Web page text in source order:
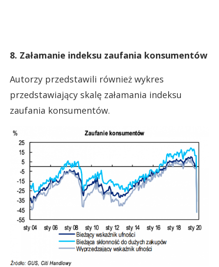
8. Załamanie indeksu zaufania konsumentów
Autorzy przedstawili również wykres
przedstawiający skalę załamania indeksu
zaufania konsumentów.